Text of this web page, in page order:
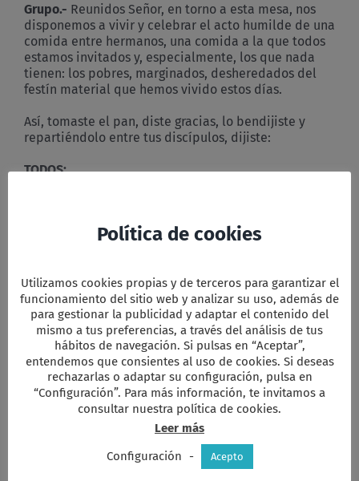
Grupo.- Reunidos Señor, en torno a esta mesa, nos
disponemos a vivir y celebrar el acto humilde de una
comida entre hermanos, una comida a la que todos
estamos invitados y, especialmente, los que nada
tienen: los pobres, marginados, desheredados del
festín material que hemos vivido estos días.
Así, tomaste el pan, diste gracias, lo bendijiste y
repartiéndolo entre tus discípulos, dijiste:
TODOS:
TODOS:
«Tomad y bebed todos de él, porque éste es el cáliz
de mi Sangre, Sangre de la alianza nueva y eterna
que será derramada por vosotros y por todos los
hombres para el perdón de los pecados. Haced esto
en conmemoración mía».
Este es el sacramento de nuestra fe.
muerte y proclamamos tu resurrección. ¡Ven, Señor
Política de cookies
Utilizamos cookies propias y de terceros para garantizar el
funcionamiento del sitio web y analizar su uso, además de
para gestionar la publicidad y adaptar el contenido del
mismo a tus preferencias, a través del análisis de tus
hábitos de navegación. Si pulsas en “Aceptar”,
entendemos que consientes al uso de cookies. Si deseas
rechazarlas o adaptar su configuración, pulsa en
“Configuración”. Para más información, te invitamos a
consultar nuestra política de cookies.
Leer más
Configuración
- Acepto